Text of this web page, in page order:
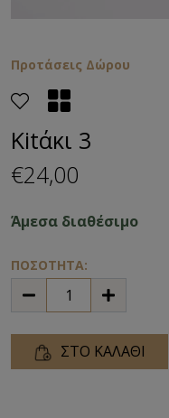
Προτάσεις Δώρου
Kitάκι 3
€24,00
Άμεσα διαθέσιμο
ΠΟΣΟΤΗΤΑ:
ΣΤΟ ΚΑΛΑΘΙ